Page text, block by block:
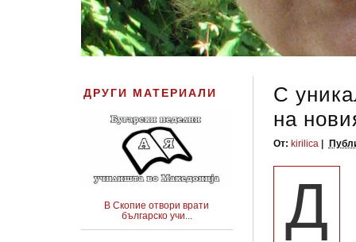
ДРУГИ МАТЕРИАЛИ
В Скопие отвори врати
българско учи...
С
на
От: kirilica
Д